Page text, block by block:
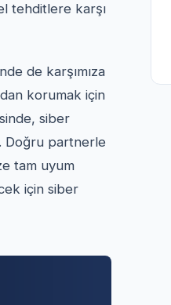
tehditlere karşı
de karşımıza
korumak için
siber
Doğru partnerle
tam uyum
için siber